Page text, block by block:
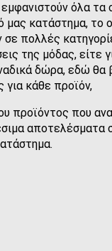
όλα τα
μας κατάστημα, το
σε πολλές
της μόδας, είτε
δώρα, εδώ θα
κάθε προϊόν,
προϊόντος που
αποτελέσματα